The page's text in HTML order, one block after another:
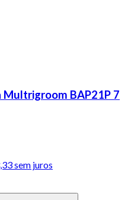
BAP21P 7
sem juros